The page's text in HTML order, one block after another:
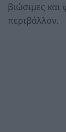
βιώσιμες και
περιβάλλον.